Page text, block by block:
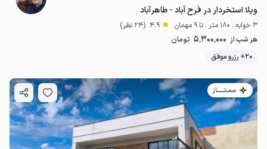
ویلا استخردار در فرح آباد - طاهرآباد
3 خوابه . 180 متر . تا 9 مهمان 4.9 (24 نظر)
هر شب از 5٬300٬000 تومان
20+ رزرو موفق
مـمـتــــــاز